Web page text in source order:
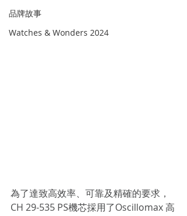
品牌故事
Watches & Wonders 2024
為了達致高效率、可靠及精確的要求，
CH 29-535 PS機芯採用了Oscillomax 高